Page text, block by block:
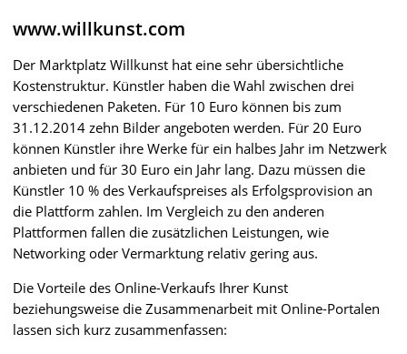
www.willkunst.com
Der Marktplatz Willkunst hat eine sehr übersichtliche
Kostenstruktur. Künstler haben die Wahl zwischen drei
verschiedenen Paketen. Für 10 Euro können bis zum
31.12.2014 zehn Bilder angeboten werden. Für 20 Euro
können Künstler ihre Werke für ein halbes Jahr im Netzwerk
anbieten und für 30 Euro ein Jahr lang. Dazu müssen die
Künstler 10 % des Verkaufspreises als Erfolgsprovision an
die Plattform zahlen. Im Vergleich zu den anderen
Plattformen fallen die zusätzlichen Leistungen, wie
Networking oder Vermarktung relativ gering aus.
Die Vorteile des Online-Verkaufs Ihrer Kunst
beziehungsweise die Zusammenarbeit mit Online-Portalen
lassen sich kurz zusammenfassen: